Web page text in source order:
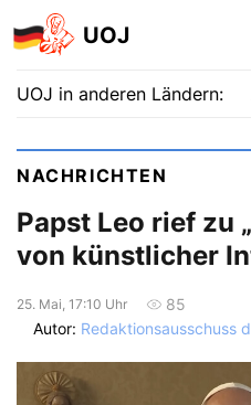
UOJ
UOJ in anderen Ländern:
NACHRICHTEN
Papst Leo rief zu
von künstlicher
25. Mai, 17:10 Uhr
85
Autor: Redaktionsausschuss